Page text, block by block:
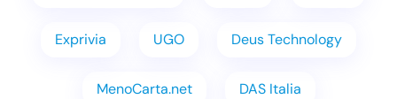
Exprivia UGO Deus Technology
MenoCarta.net DAS Italia